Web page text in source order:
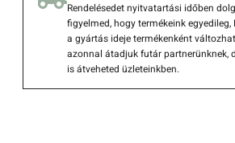
Rendelésedet nyitvatartási időben
figyelmed, hogy termékeink egyedileg,
a gyártás ideje termékenként
azonnal átadjuk futár partnerünknek,
is átveheted üzleteinkben.